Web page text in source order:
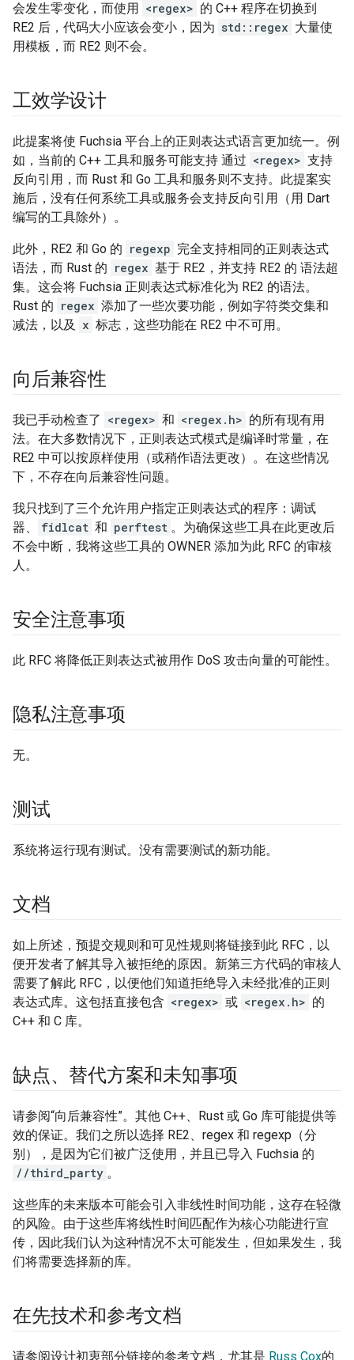
会发生零变化，而使用 <regex> 的 C++ 程序在切换到
RE2 后，代码大小应该会变小，因为 std::regex 大量使
用模板，而 RE2 则不会。
工效学设计
此提案将使 Fuchsia 平台上的正则表达式语言更加统一。例
如，当前的 C++ 工具和服务可能支持 通过 <regex> 支持
反向引用，而 Rust 和 Go 工具和服务则不支持。此提案实
施后，没有任何系统工具或服务会支持反向引用（用 Dart
编写的工具除外）。
此外，RE2 和 Go 的 regexp 完全支持相同的正则表达式
语法，而 Rust 的 regex 基于 RE2，并支持 RE2 的 语法超
集。这会将 Fuchsia 正则表达式标准化为 RE2 的语法。
Rust 的 regex 添加了一些次要功能，例如字符类交集和
减法，以及
x 标志，这些功能在 RE2 中不可用。
向后兼容性
我已手动检查了 <regex> 和 <regex.h> 的所有现有用
法。在大多数情况下，正则表达式模式是编译时常量，在
RE2 中可以按原样使用（或稍作语法更改）。在这些情况
下，不存在向后兼容性问题。
我只找到了三个允许用户指定正则表达式的程序：调试
器、
fidlcat 和 perftest 。为确保这些工具在此更改后
不会中断，我将这些工具的 OWNER 添加为此 RFC 的审核
人。
安全注意事项
此 RFC 将降低正则表达式被用作 DoS 攻击向量的可能性。
隐私注意事项
无。
测试
系统将运行现有测试。没有需要测试的新功能。
文档
如上所述，预提交规则和可见性规则将链接到此 RFC，以
便开发者了解其导入被拒绝的原因。新第三方代码的审核人
需要了解此 RFC，以便他们知道拒绝导入未经批准的正则
表达式库。这包括直接包含 <regex> 或 <regex.h> 的
C++ 和 C 库。
缺点、替代方案和未知事项
请参阅“向后兼容性”。其他 C++、Rust 或 Go 库可能提供等
效的保证。我们之所以选择 RE2、regex 和 regexp（分
别），是因为它们被广泛使用，并且已导入 Fuchsia 的
//third_party 。
这些库的未来版本可能会引入非线性时间功能，这存在轻微
的风险。由于这些库将线性时间匹配作为核心功能进行宣
传，因此我们认为这种情况不太可能发生，但如果发生，我
们将需要选择新的库。
在先技术和参考文档
请参阅设计初衷部分链接的参考文档，尤其是 Russ Cox的